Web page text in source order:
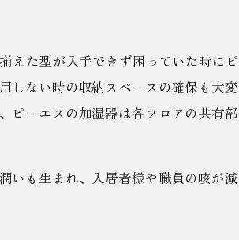
えた型が入手できず困っていた時に
しない時の収納スペースの確保も大
ピーエスの加湿器は各フロアの共有
も生まれ、入居者様や職員の咳が